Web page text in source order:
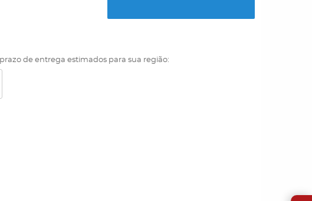
de entrega estimados para sua região: